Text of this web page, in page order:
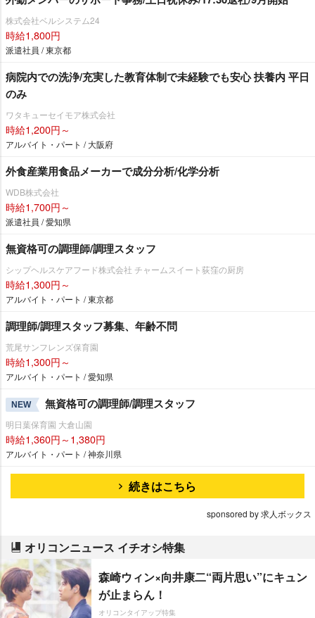
株式会社ベルシステム24
時給1,800円
派遣社員 / 東京都
病院内での洗浄/充実した教育体制で未経験でも安心 扶養内 平日
のみ
ワタキューセイモア株式会社
時給1,200円～
アルバイト・パート / 大阪府
外食産業用食品メーカーで成分分析/化学分析
WDB株式会社
時給1,700円～
派遣社員 / 愛知県
無資格可の調理師/調理スタッフ
シップヘルスケアフード株式会社 チャームスイート荻窪の厨房
時給1,300円～
アルバイト・パート / 東京都
調理師/調理スタッフ募集、年齢不問
荒尾サンフレンズ保育園
時給1,300円～
アルバイト・パート / 愛知県
NEW 無資格可の調理師/調理スタッフ
明日葉保育園 大倉山園
時給1,360円～1,380円
アルバイト・パート / 神奈川県
続きはこちら
sponsored by 求人ボックス
オリコンニュース イチオシ特集
森崎ウィン×向井康二“両片思い”にキュン
が止まらん！
オリコンタイアップ特集